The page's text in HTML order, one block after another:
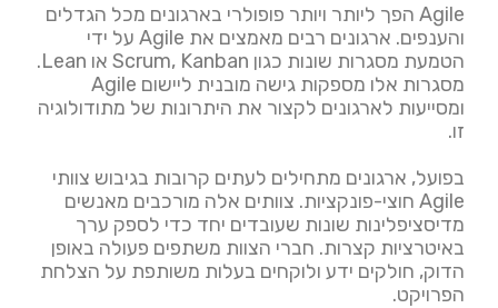
Agile הפך ליותר ויותר פופולרי בארגונים מכל הגדלים
והענפים. ארגונים רבים מאמצים את Agile על ידי
הטמעת מסגרות שונות כגון Scrum, Kanban או Lean.
מסגרות אלו מספקות גישה מובנית ליישום Agile
ומסייעות לארגונים לקצור את היתרונות של מתודולוגיה
זו.
בפועל, ארגונים מתחילים לעתים קרובות בגיבוש צוותי
Agile חוצי-פונקציות. צוותים אלה מורכבים מאנשים
מדיסציפלינות שונות שעובדים יחד כדי לספק ערך
באיטרציות קצרות. חברי הצוות משתפים פעולה באופן
הדוק, חולקים ידע ולוקחים בעלות משותפת על הצלחת
הפרויקט.